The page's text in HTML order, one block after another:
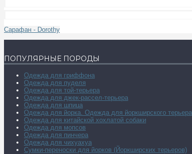
Сарафан - Dorothy
ПОПУЛЯРНЫЕ ПОРОДЫ
Одежда для гриффона
Одежда для пуделя
Одежда для той-терьера
Одежда для джек-рассел-терьера
Одежда для шпица
Одежда для йорка. Одежда для йоркширского терьера.
Одежда для китайской хохлатой собаки
Одежда для мопсов
Одежда для пинчера
Одежда для чихуахуа
Сумки-переноски для йорков (Йоркширских терьеров)